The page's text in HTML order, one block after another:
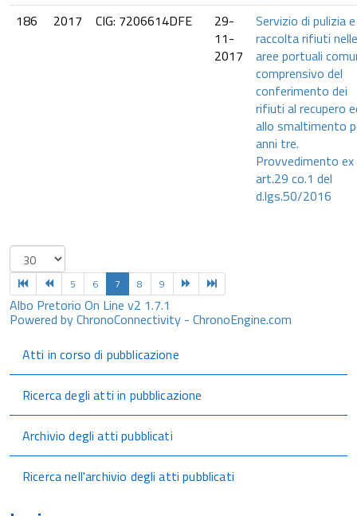
186
2017 CIG: 7206614DFE
29-
11-
2017
Servizio di pulizia e
raccolta rifiuti nelle
aree portuali
comprensivo del
conferimento dei
rifiuti al recupero
allo smaltimento
anni tre.
Provvedimento ex
art.29 co.1 del
d.lgs.50/2016
5 6 7 8 9
Albo Pretorio On Line v2 1.7.1
Powered by ChronoConnectivity - ChronoEngine.com
Atti in corso di pubblicazione
Ricerca degli atti in pubblicazione
Archivio degli atti pubblicati
Ricerca nell'archivio degli atti pubblicati